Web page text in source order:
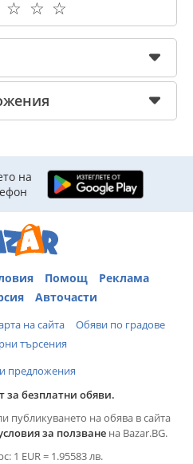
☆
☆
☆
на
Помощ
Реклама
Авточасти
на сайта
Обяви по градове
търсения
предложения
за безплатни обяви.
публикуването на обява в сайта
за ползване на Bazar.BG.
1 EUR = 1.95583 лв.